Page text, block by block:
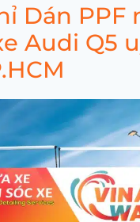
Dán PPF
Audi Q5